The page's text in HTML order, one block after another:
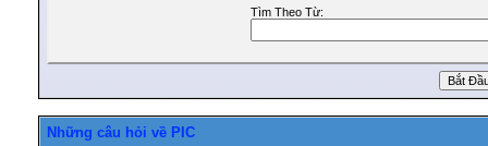
Tìm Theo Từ:
Những câu hỏi về PIC